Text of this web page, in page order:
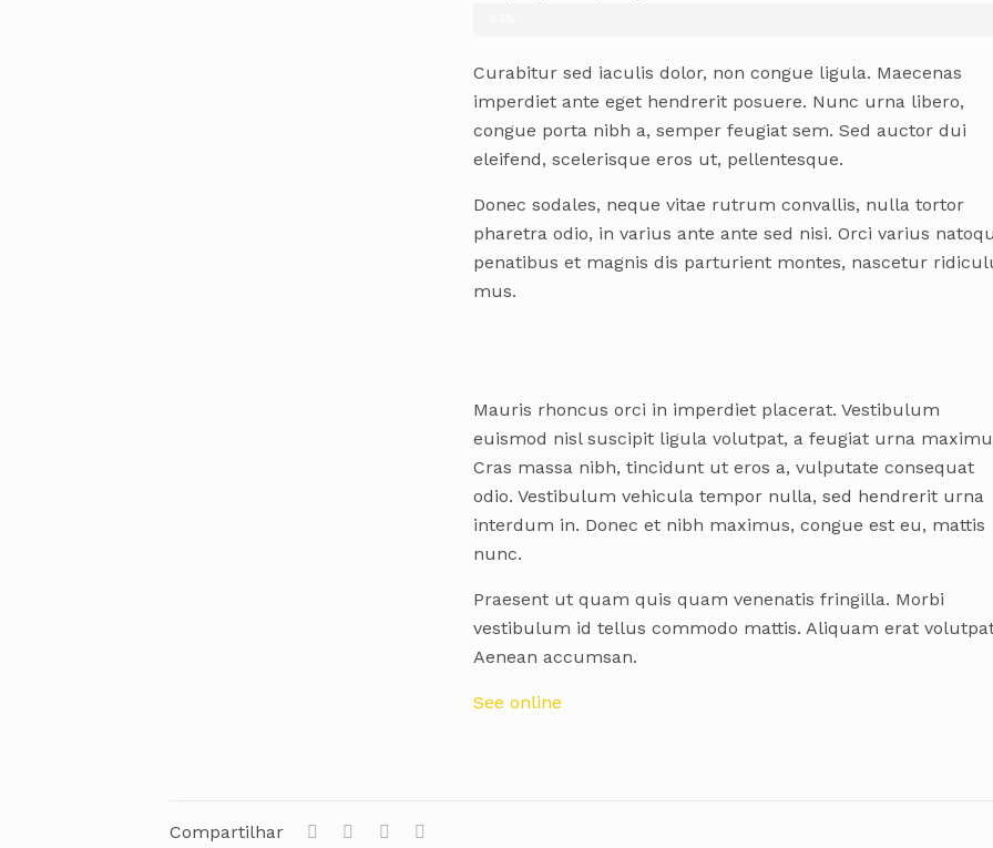
Curabitur sed iaculis dolor, non congue ligula. Maecenas
imperdiet ante eget hendrerit posuere. Nunc urna libero,
congue porta nibh a, semper feugiat sem. Sed auctor dui
eleifend, scelerisque eros ut, pellentesque.
Donec sodales, neque vitae rutrum convallis, nulla tortor
pharetra odio, in varius ante ante sed nisi. Orci varius
penatibus et magnis dis parturient montes, nascetur
mus.
Mauris rhoncus orci in imperdiet placerat. Vestibulum
euismod nisl suscipit ligula volutpat, a feugiat urna
Cras massa nibh, tincidunt ut eros a, vulputate consequat
odio. Vestibulum vehicula tempor nulla, sed hendrerit urna
interdum in. Donec et nibh maximus, congue est eu, mattis
nunc.
Praesent ut quam quis quam venenatis fringilla. Morbi
vestibulum id tellus commodo mattis. Aliquam erat
Aenean accumsan.
See online
Compartilhar